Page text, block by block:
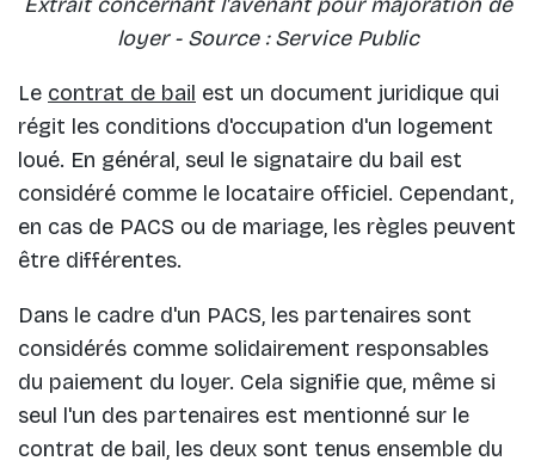
loyer - Source : Service Public
Le contrat de bail est un document juridique qui
régit les conditions d'occupation d'un logement
loué. En général, seul le signataire du bail est
considéré comme le locataire officiel. Cependant,
en cas de PACS ou de mariage, les règles peuvent
être différentes.
Dans le cadre d'un PACS, les partenaires sont
considérés comme solidairement responsables
du paiement du loyer. Cela signifie que, même si
seul l'un des partenaires est mentionné sur le
contrat de bail, les deux sont tenus ensemble du